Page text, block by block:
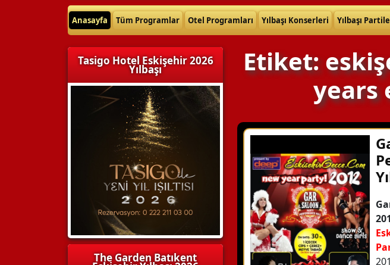
Anasayfa Tüm Programlar Otel Programları Yılbaşı Konserleri Yılbaşı
Tasigo Hotel Eskişehir 2026
Yılbaşı
The Garden Batıkent
Etiket:
years